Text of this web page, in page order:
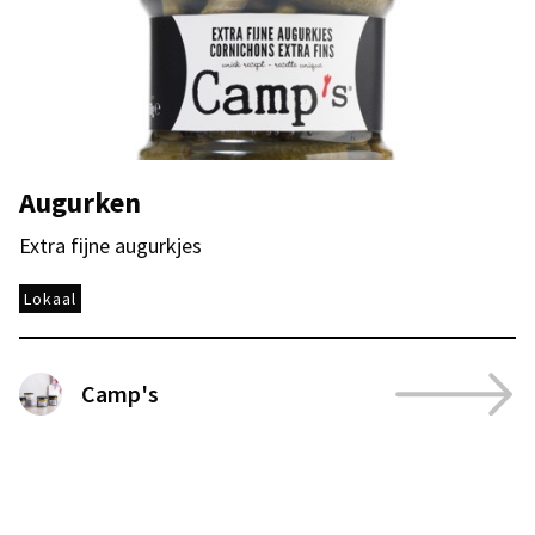
Augurken
Extra fijne augurkjes
Lokaal
Camp's